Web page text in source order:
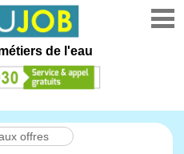
de l'eau
offres